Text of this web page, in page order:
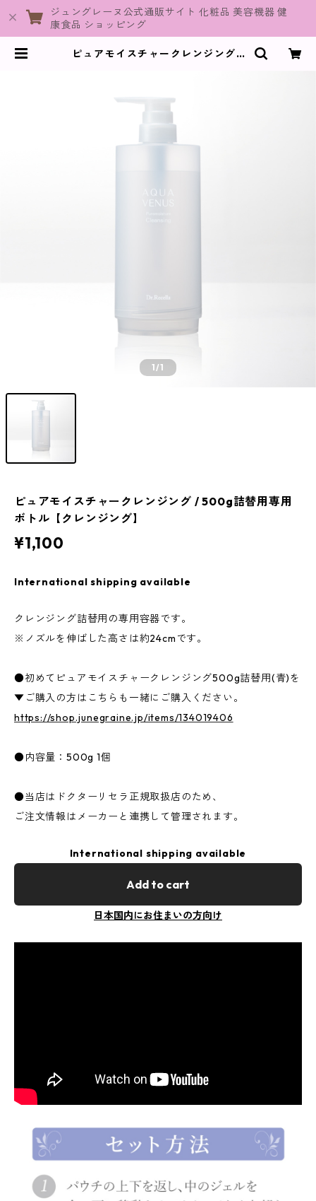
ジュングレーヌ公式通販サイト 化粧品 美容機器 健
康食品 ショッピング
ピュアモイスチャークレンジング /
1/1
ピュアモイスチャークレンジング / 500g詰替用専用
ボトル【クレンジング】
¥1,100
International shipping available
クレンジング詰替用の専用容器です。
※ノズルを伸ばした高さは約24cmです。
●初めてピュアモイスチャークレンジング500g詰替用(青)を
▼ご購入の方はこちらも一緒にご購入ください。
https://shop.junegraine.jp/items/134019406
●内容量：500g 1個
●当店はドクターリセラ正規取扱店のため、
ご注文情報はメーカーと連携して管理されます。
International shipping available
Add to cart
日本国内にお住まいの方向け